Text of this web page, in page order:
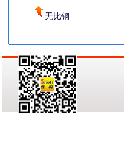
无比钢